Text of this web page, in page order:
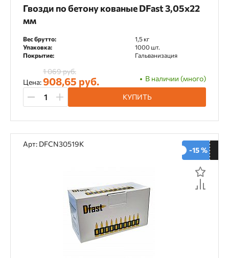
Гвозди по бетону кованые DFast 3,05х22
мм
Вес брутто:
1,5 кг
Упаковка:
1000 шт.
Покрытие:
Гальванизация
Цена:
1 069 руб.
908,65 руб. В наличии (много)
КУПИТЬ
Арт: DFCN30519K
-15 %